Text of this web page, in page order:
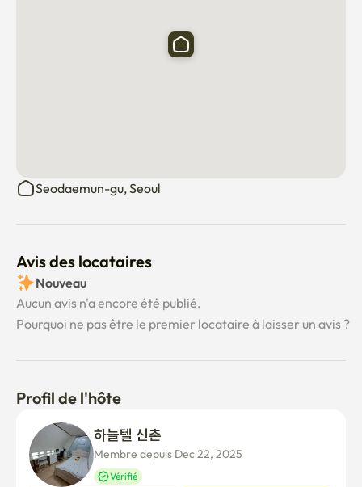
Seodaemun-gu, Seoul
Avis des locataires
Nouveau
Aucun avis n'a encore été publié.
Pourquoi ne pas être le premier locataire à laisser un avis ?
Profil de l'hôte
하늘텔 신촌
Membre depuis Dec 22, 2025
Vérifié